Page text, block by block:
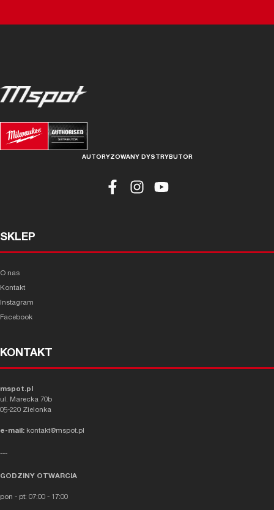
AUTORYZOWANY DYSTRYBUTOR
SKLEP
O nas
Kontakt
Instagram
Facebook
KONTAKT
mspot.pl
ul. Marecka 70b
05-220 Zielonka
e-mail: kontakt@mspot.pl
---
GODZINY OTWARCIA
pon - pt: 07:00 - 17:00